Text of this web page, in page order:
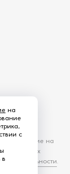
согласие на
.
на
с
в